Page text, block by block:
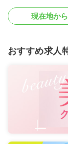
現在地か
おすすめ求人